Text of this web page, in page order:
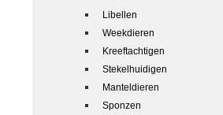
Libellen
Weekdieren
Kreeftachtigen
Stekelhuidigen
Manteldieren
Sponzen